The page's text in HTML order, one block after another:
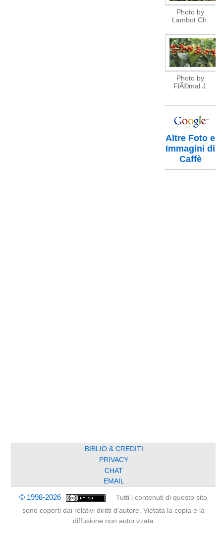
Photo by
Lambot Ch.
Photo by
FlÃ©mal J.
Altre Foto e
Immagini di
Caffè
BIBLIO & CREDITI
PRIVACY
CHAT
EMAIL
© 1998-2026
Tutti i contenuti di questo sito
sono coperti dai relativi diritti d'autore. Vietata la copia e la
diffusione non autorizzata